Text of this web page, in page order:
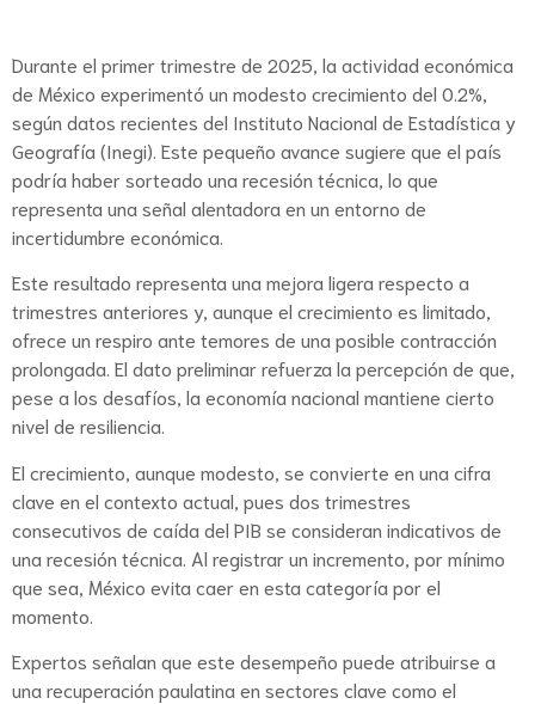
Durante el primer trimestre de 2025, la actividad económica
de México experimentó un modesto crecimiento del 0.2%,
según datos recientes del Instituto Nacional de Estadística y
Geografía (Inegi). Este pequeño avance sugiere que el país
podría haber sorteado una recesión técnica, lo que
representa una señal alentadora en un entorno de
incertidumbre económica.
Este resultado representa una mejora ligera respecto a
trimestres anteriores y, aunque el crecimiento es limitado,
ofrece un respiro ante temores de una posible contracción
prolongada. El dato preliminar refuerza la percepción de que,
pese a los desafíos, la economía nacional mantiene cierto
nivel de resiliencia.
El crecimiento, aunque modesto, se convierte en una cifra
clave en el contexto actual, pues dos trimestres
consecutivos de caída del PIB se consideran indicativos de
una recesión técnica. Al registrar un incremento, por mínimo
que sea, México evita caer en esta categoría por el
momento.
Expertos señalan que este desempeño puede atribuirse a
una recuperación paulatina en sectores clave como el